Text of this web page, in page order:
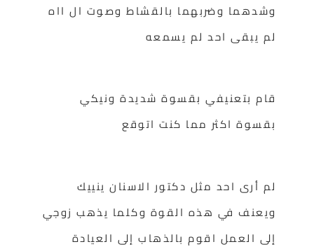
وشدهما وضربهما بالقشاط وصوت ال ااه
لم يبقى احد لم يسمعه
قام بتعنيفي بقسوة شديدة ونيكي
بقسوة اكثر مما كنت اتوقع
لم أرى احد مثل دكتور الاسنان ينييك
ويعنف في هذه القوة وكلما يذهب زوجي
إلى العمل اقوم بالذهاب إلى العيادة